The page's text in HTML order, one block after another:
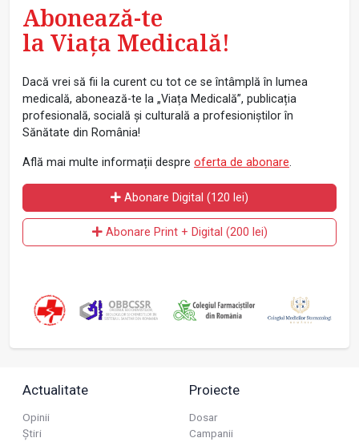
Abonează-te
la Viața Medicală!
Dacă vrei să fii la curent cu tot ce se întâmplă în lumea
medicală, abonează-te la „Viața Medicală”, publicația
profesională, socială și culturală a profesioniștilor în
Sănătate din România!
Află mai multe informații despre oferta de abonare.
Abonare Digital (120 lei)
Abonare Print + Digital (200 lei)
Actualitate
Opinii
Știri
Proiecte
Dosar
Campanii